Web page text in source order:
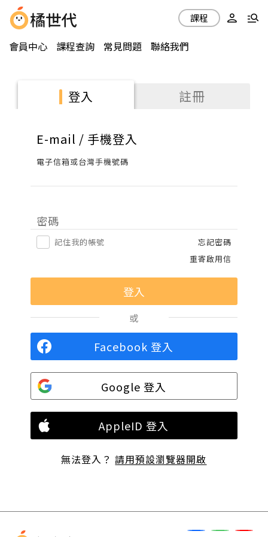
會員中心 課程查詢 常見問題 聯絡我們
課程
登入 註冊
E-mail / 手機登入
電子信箱或台灣手機號碼
密碼
記住我的帳號
忘記密碼
重寄啟用信
或
Facebook 登入
Google 登入
AppleID 登入
無法登入？請用預設瀏覽器開啟